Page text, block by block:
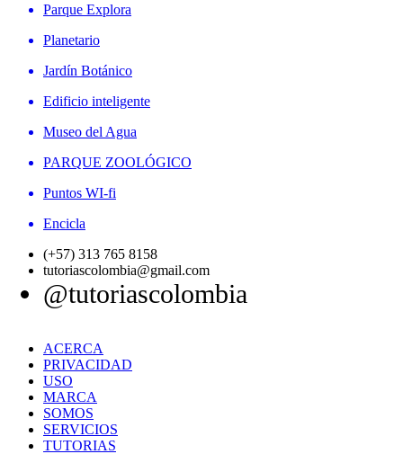
Parque Explora
Planetario
Jardín Botánico
Edificio inteligente
Museo del Agua
PARQUE ZOOLÓGICO
Puntos WI-fi
Encicla
(+57) 313 765 8158
tutoriascolombia@gmail.com
@tutoriascolombia
ACERCA
PRIVACIDAD
USO
MARCA
SOMOS
SERVICIOS
TUTORIAS